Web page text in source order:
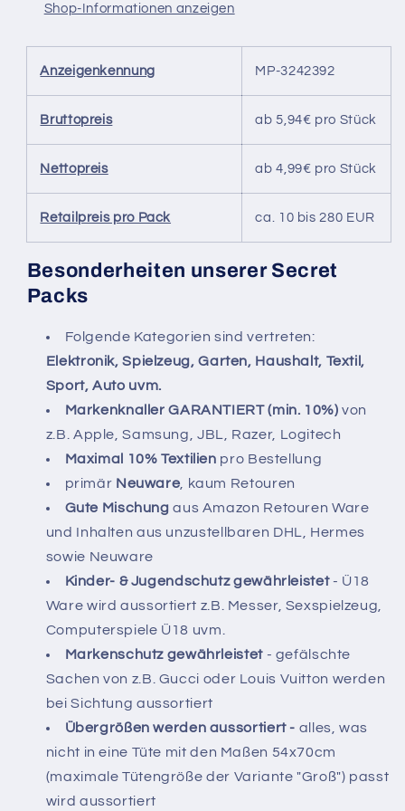
Automaten
Twitch,
Tiktok
Live,
Automaten
Twitch,
Tiktok
Shop-Informationen anzeigen
Anzeigenkennung MP-3242392
Bruttopreis ab 5,94€ pro Stück
Nettopreis ab 4,99€ pro Stück
Retailpreis pro Pack ca. 10 bis 280 EUR
Besonderheiten unserer Secret
Packs
Folgende Kategorien sind vertreten:
Elektronik, Spielzeug, Garten, Haushalt, Textil,
Sport, Auto uvm.
Markenknaller GARANTIERT (min. 10%) von
z.B. Apple, Samsung, JBL, Razer, Logitech
Maximal 10% Textilien pro Bestellung
primär Neuware , kaum Retouren
Gute Mischung aus Amazon Retouren Ware
und Inhalten aus unzustellbaren DHL, Hermes
sowie Neuware
Kinder- & Jugendschutz gewährleistet - Ü18
Ware wird aussortiert z.B. Messer, Sexspielzeug,
Computerspiele Ü18 uvm.
Markenschutz gewährleistet - gefälschte
Sachen von z.B. Gucci oder Louis Vuitton werden
bei Sichtung aussortiert
Übergrößen werden aussortiert - alles, was
nicht in eine Tüte mit den Maßen 54x70cm
(maximale Tütengröße der Variante "Groß") passt
wird aussortiert